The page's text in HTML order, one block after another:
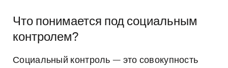
Что понимается под социальным
контролем?
Социальный контроль — это совокупность